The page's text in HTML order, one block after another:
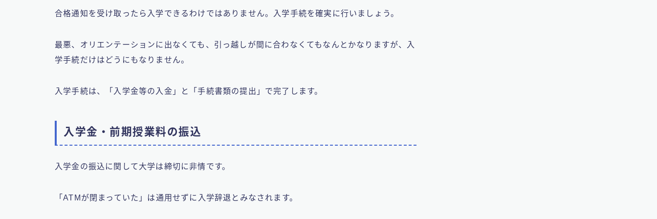
​合格通知を受け取ったら入学できるわけではありません。入学手続を確実に行いましょう。
最悪、オリエンテーションに出なくても、引っ越しが間に合わなくてもなんとかなりますが、入
学手続だけはどうにもなりません。
入学手続は、「入学金等の入金」と「手続書類の提出」で完了します。
入学金・前期授業料の振込
入学金の振込に関して大学は締切に非情です。
「ATMが閉まっていた」は通用せずに入学辞退とみなされます。